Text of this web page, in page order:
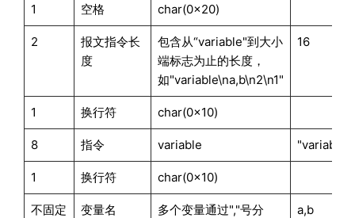
1 空格 char(0x20)
2
报文指令长
度
包含从“variable"到大小
端标志为止的长度，
如"variable\na,b\n2\n1"
16
1 换行符 char(0x10)
8 指令 variable "variable"
1 换行符 char(0x10)
不固定 变量名
多个变量通过","号分
a,b